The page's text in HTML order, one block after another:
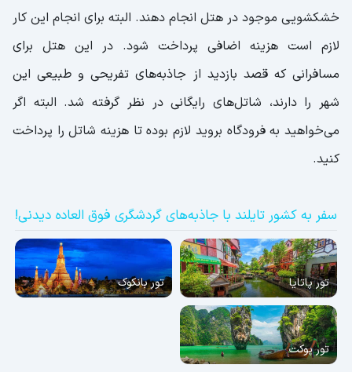
خشکشویی موجود در هتل انجام دهند. البته برای انجام این کار
لازم است هزینه اضافی پرداخت شود. در این هتل برای
مسافرانی که قصد بازدید از جاذبه‌های تفریحی و طبیعی این
شهر را دارند، شاتل‌های رایگانی در نظر گرفته شد. البته اگر
می‌خواهید به فرودگاه بروید لازم بوده تا هزینه شاتل را پرداخت
کنید.
سفر به کشور تایلند با جاذبه‌های گردشگری فوق العاده دیدنی!
تور پاتایا تور بانکوک
تور پوکت